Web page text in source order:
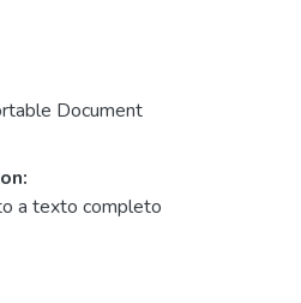
Document
a texto completo